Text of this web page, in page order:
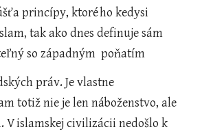
princípy, ktorého kedysi
tak ako dnes definuje sám
so západným  poňatím
práv. Je vlastne
totiž nie je len náboženstvo, ale
Vislamskej civilizácii nedošlo k